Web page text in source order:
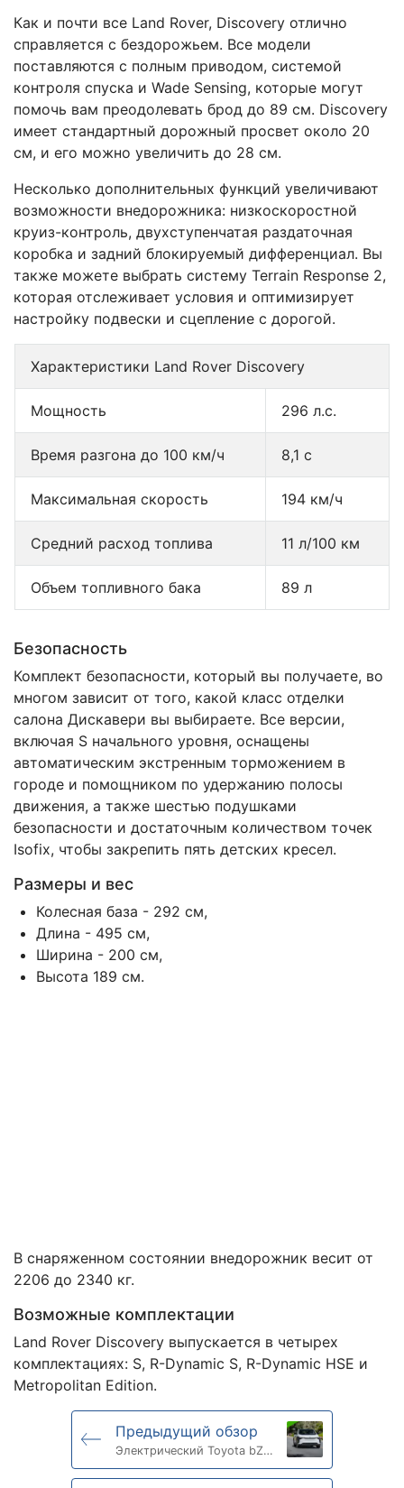
Как и почти все Land Rover, Discovery отлично
справляется с бездорожьем. Все модели
поставляются с полным приводом, системой
контроля спуска и Wade Sensing, которые могут
помочь вам преодолевать брод до 89 см. Discovery
имеет стандартный дорожный просвет около 20
см, и его можно увеличить до 28 см.
Несколько дополнительных функций увеличивают
возможности внедорожника: низкоскоростной
круиз-контроль, двухступенчатая раздаточная
коробка и задний блокируемый дифференциал. Вы
также можете выбрать систему Terrain Response 2,
которая отслеживает условия и оптимизирует
настройку подвески и сцепление с дорогой.
Характеристики Land Rover Discovery
Мощность 296 л.с.
Время разгона до 100 км/ч 8,1 с
Максимальная скорость 194 км/ч
Средний расход топлива 11 л/100 км
Объем топливного бака 89 л
Безопасность
Комплект безопасности, который вы получаете, во
многом зависит от того, какой класс отделки
салона Дискавери вы выбираете. Все версии,
включая S начального уровня, оснащены
автоматическим экстренным торможением в
городе и помощником по удержанию полосы
движения, а также шестью подушками
безопасности и достаточным количеством точек
Isofix, чтобы закрепить пять детских кресел.
Размеры и вес
Колесная база - 292 см,
Длина - 495 см,
Ширина - 200 см,
Высота 189 см.
В снаряженном состоянии внедорожник весит от
2206 до 2340 кг.
Возможные комплектации
Land Rover Discovery выпускается в четырех
комплектациях: S, R-Dynamic S, R-Dynamic HSE и
Metropolitan Edition.
Предыдущий обзор
Электрический Toyota bZ4X
2023: обзор авто